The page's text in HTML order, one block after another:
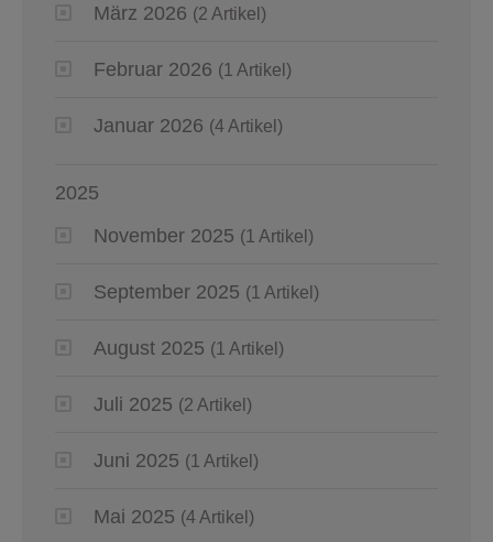
März 2026 (2 Artikel)
Februar 2026 (1 Artikel)
Januar 2026 (4 Artikel)
2025
November 2025 (1 Artikel)
September 2025 (1 Artikel)
August 2025 (1 Artikel)
Juli 2025 (2 Artikel)
Juni 2025 (1 Artikel)
Mai 2025 (4 Artikel)